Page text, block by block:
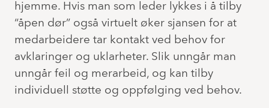
hjemme. Hvis man som leder lykkes i å tilby
“åpen dør” også virtuelt øker sjansen for at
medarbeidere tar kontakt ved behov for
avklaringer og uklarheter. Slik unngår man
unngår feil og merarbeid, og kan tilby
individuell støtte og oppfølging ved behov.